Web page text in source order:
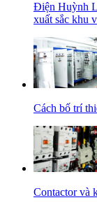
Điện Huỳnh
xuất sắc khu
Cách bố trí
Contactor và